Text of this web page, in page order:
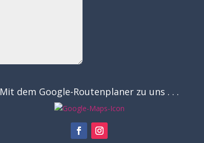
Mit dem Google-Routenplaner zu uns . . .